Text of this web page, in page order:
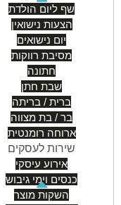
שף ליום הולדת
הצעות נישואין
יום נישואים
מסיבת רווקות
חתונה
שבת חתן
ברית / בריתה
בר / בת מצווה
ארוחה רומנטית
שירות לעסקים
אירוע עיסקי
כנסים וימי גיבוש
השקות מוצר